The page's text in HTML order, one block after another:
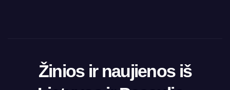
Žinios ir naujienos iš